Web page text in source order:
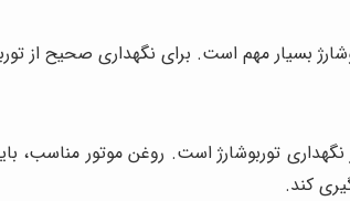
بسیار مهم است. برای نگهداری صحیح از
توربوشارژ است. روغن موتور مناسب،
کند.